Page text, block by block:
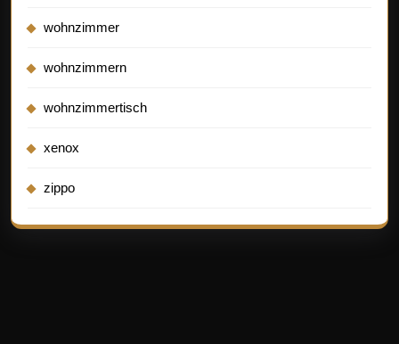
wohnzimmer
wohnzimmern
wohnzimmertisch
xenox
zippo